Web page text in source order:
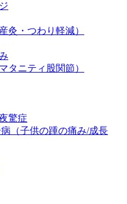
灸・つわり軽減）
タニティ股関節）
驚症
（子供の踵の痛み/成長